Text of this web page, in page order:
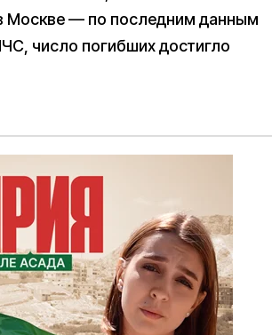
Москве — по последним данным
число погибших достигло